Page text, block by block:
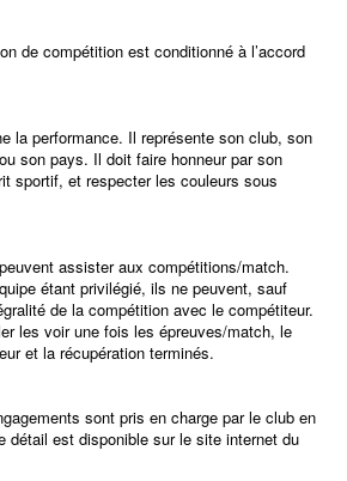
de compétition est conditionné à l’accord
la performance. Il représente son club, son
son pays. Il doit faire honneur par son
sportif, et respecter les couleurs sous
assister aux compétitions/match.
étant privilégié, ils ne peuvent, sauf
de la compétition avec le compétiteur.
les voir une fois les épreuves/match, le
et la récupération terminés.
sont pris en charge par le club en
détail est disponible sur le site internet du